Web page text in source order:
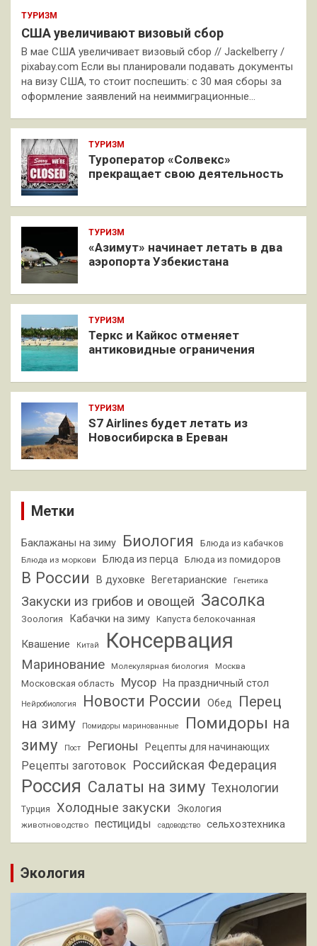
ТУРИЗМ
США увеличивают визовый сбор
В мае США увеличивает визовый сбор // Jackelberry /
pixabay.com Если вы планировали подавать документы
на визу США, то стоит поспешить: с 30 мая сборы за
оформление заявлений на неиммиграционные…
ТУРИЗМ
Туроператор «Солвекс»
прекращает свою деятельность
ТУРИЗМ
«Азимут» начинает летать в два
аэропорта Узбекистана
ТУРИЗМ
Теркс и Кайкос отменяет
антиковидные ограничения
ТУРИЗМ
S7 Airlines будет летать из
Новосибирска в Ереван
Метки
Баклажаны на зиму Биология Блюда из кабачков
Блюда из моркови Блюда из перца Блюда из помидоров
В России В духовке Вегетарианские Генетика
Закуски из грибов и овощей Засолка
Зоология Кабачки на зиму Капуста белокочанная
Квашение Китай Консервация
Маринование Молекулярная биология Москва
Московская область Мусор На праздничный стол
Нейробиология Новости России Обед
Перец
на зиму
Помидоры маринованные
Помидоры на
зиму
Пост Регионы Рецепты для начинающих
Рецепты заготовок Российская Федерация
Россия Салаты на зиму Технологии
Турция Холодные закуски Экология
животноводство пестициды садоводство сельхозтехника
Экология